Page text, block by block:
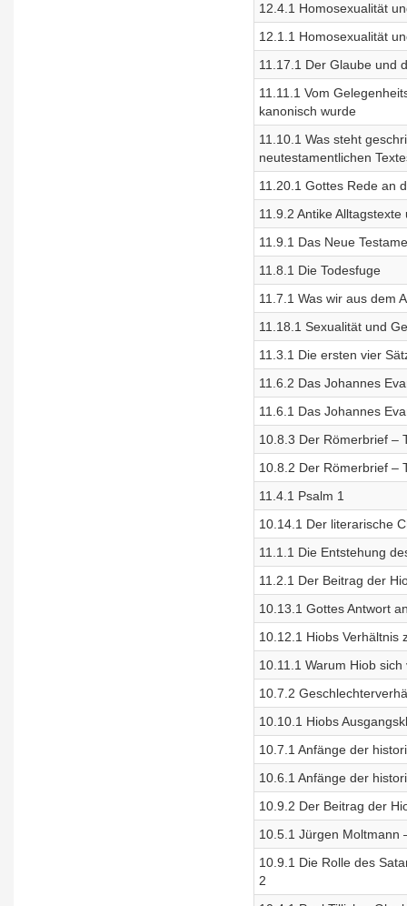
12.4.1 Homosexualität
12.1.1 Homosexualität
11.17.1 Der Glaube und
11.11.1 Vom
kanonisch wurde
11.10.1 Was steht
neutestamentlichen
11.20.1 Gottes Rede an
11.9.2 Antike
11.9.1 Das Neue
11.8.1 Die Todesfuge
11.7.1 Was wir aus dem
11.18.1 Sexualität und
11.3.1 Die ersten vier
11.6.2 Das Johannes
11.6.1 Das Johannes
10.8.3 Der Römerbrief –
10.8.2 Der Römerbrief –
11.4.1 Psalm 1
10.14.1 Der literarische
11.1.1 Die Entstehung
11.2.1 Der Beitrag der
10.13.1 Gottes Antwort
10.12.1 Hiobs Verhältnis
10.11.1 Warum Hiob
10.7.2
10.10.1 Hiobs
10.7.1 Anfänge der
10.6.1 Anfänge der
10.9.2 Der Beitrag der
10.5.1 Jürgen Moltmann
10.9.1 Die Rolle des
2